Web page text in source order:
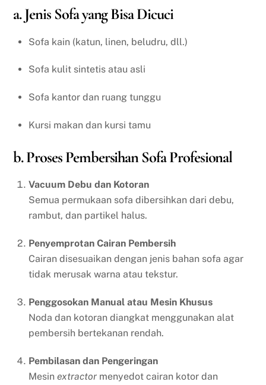
a. Jenis Sofa yang Bisa Dicuci
Sofa kain (katun, linen, beludru, dll.)
Sofa kulit sintetis atau asli
Sofa kantor dan ruang tunggu
Kursi makan dan kursi tamu
b. Proses Pembersihan Sofa Profesional
Vacuum Debu dan Kotoran
Semua permukaan sofa dibersihkan dari debu,
rambut, dan partikel halus.
Penyemprotan Cairan Pembersih
Cairan disesuaikan dengan jenis bahan sofa agar
tidak merusak warna atau tekstur.
Penggosokan Manual atau Mesin Khusus
Noda dan kotoran diangkat menggunakan alat
pembersih bertekanan rendah.
Pembilasan dan Pengeringan
Mesin extractor menyedot cairan kotor dan